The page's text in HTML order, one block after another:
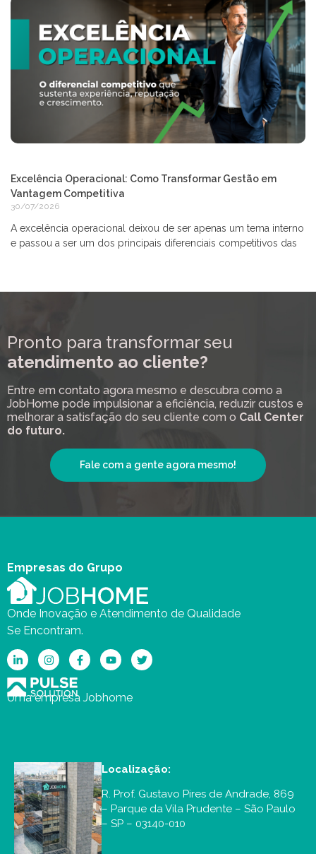
Excelência Operacional: Como Transformar Gestão em
Vantagem Competitiva
30/07/2026
A excelência operacional deixou de ser apenas um tema interno
e passou a ser um dos principais diferenciais competitivos das
Pronto para transformar seu
atendimento ao cliente?
Entre em contato agora mesmo e descubra como a
JobHome pode impulsionar a eficiência, reduzir custos e
melhorar a satisfação do seu cliente com o Call Center
do futuro.
Fale com a gente agora mesmo!
Empresas do Grupo
Onde Inovação e Atendimento de Qualidade
Se Encontram.
Uma empresa Jobhome
Localização:
R. Prof. Gustavo Pires de Andrade, 869
– Parque da Vila Prudente – São Paulo
– SP – 03140-010